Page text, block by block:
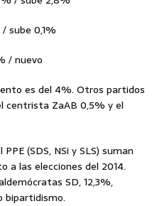
sube 0,1%
/ nuevo
es del 4%. Otros partidos
centrista ZaAB 0,5% y el
(SDS, NSi y SLS) suman
a las elecciones del 2014.
SD, 12,3%,
bipartidismo.